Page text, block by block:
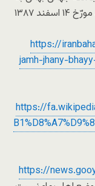
آیت الله درّی نجف آبادی، دادستان کل کشور، مورّخ ۱۴ اسفند ۱۳۸۷
https://
jamh-jhany-
https://
https://